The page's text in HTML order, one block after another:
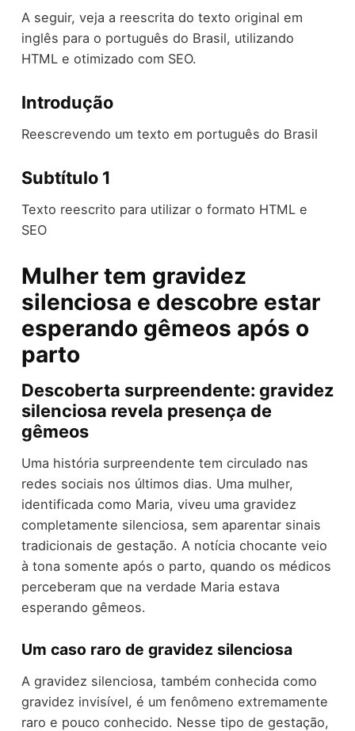
A seguir, veja a reescrita do texto original em
inglês para o português do Brasil, utilizando
HTML e otimizado com SEO.
Introdução
Reescrevendo um texto em português do Brasil
Subtítulo 1
Texto reescrito para utilizar o formato HTML e
SEO
Mulher tem gravidez
silenciosa e descobre estar
esperando gêmeos após o
parto
Descoberta surpreendente: gravidez
silenciosa revela presença de
gêmeos
Uma história surpreendente tem circulado nas
redes sociais nos últimos dias. Uma mulher,
identificada como Maria, viveu uma gravidez
completamente silenciosa, sem aparentar sinais
tradicionais de gestação. A notícia chocante veio
à tona somente após o parto, quando os médicos
perceberam que na verdade Maria estava
esperando gêmeos.
Um caso raro de gravidez silenciosa
A gravidez silenciosa, também conhecida como
gravidez invisível, é um fenômeno extremamente
raro e pouco conhecido. Nesse tipo de gestação,